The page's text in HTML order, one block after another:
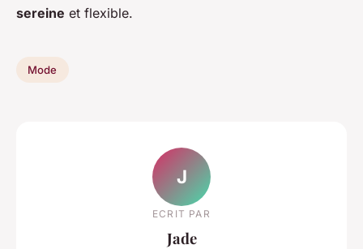
sereine et flexible.
Mode
J
ECRIT PAR
Jade